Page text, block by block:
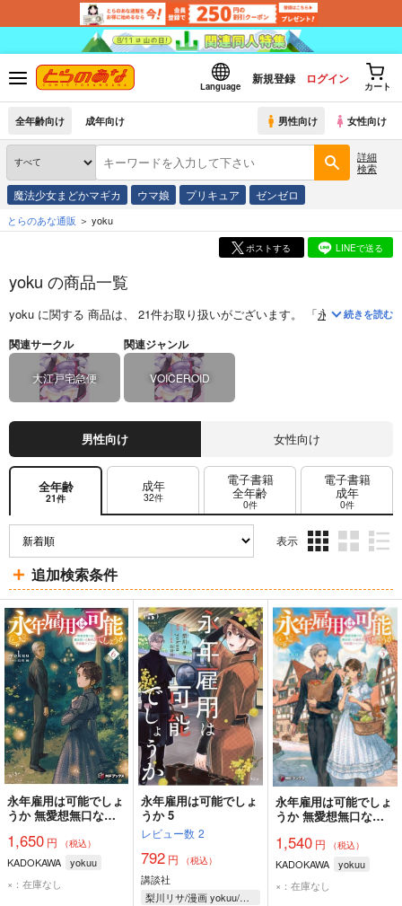
Language
新規登録 ログイン
カート
全年齢向け 成年向け 男性向け 女性向け
詳細
検索
魔法少女まどかマギカ ウマ娘 プリキュア ゼンゼロ
とらのあな通販 yoku
ポストする LINEで送る
yoku の商品一覧
yoku に関する 商品は、 21件お取り扱いがございます。 「永年雇用は可
続きを読む
関連サークル
大江戸宅急便
関連ジャンル
VOICEROID
男性向け 女性向け
全年齢
21件
成年
32件
電子書籍
全年齢
0件
電子書籍
成年
0件
表示
ム
表
示
ム
表
示
ム
表
示
追加検索条件
永年雇用は可能でしょ
うか 無愛想無口な魔
ライフ 6
1,650 円 （税込）
KADOKAWA
yokuu
×：在庫なし
永年雇用は可能でしょ
うか 5
レビュー数 2
792 円 （税込）
講談社
梨川リサ/漫画 yokuu/原作 烏羽雨/キャラクター原案
永年雇用は可能でしょ
うか 無愛想無口な魔
ライフ 5
1,540円 （税込）
KADOKAWA
yokuu
×：在庫なし